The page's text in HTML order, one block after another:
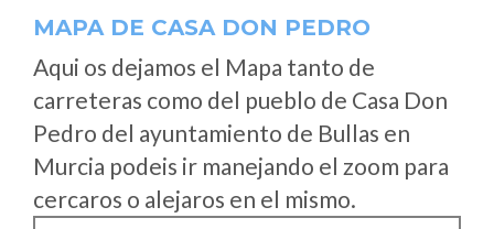
MAPA DE CASA DON PEDRO
Aqui os dejamos el Mapa tanto de
carreteras como del pueblo de Casa Don
Pedro del ayuntamiento de Bullas en
Murcia podeis ir manejando el zoom para
cercaros o alejaros en el mismo.